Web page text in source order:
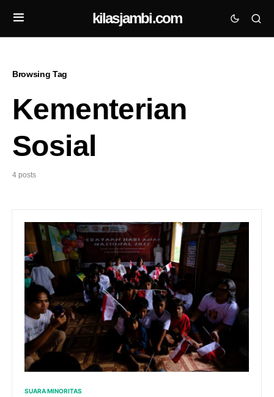
kilasjambi.com
Browsing Tag
Kementerian
Sosial
4 posts
SUARA MINORITAS